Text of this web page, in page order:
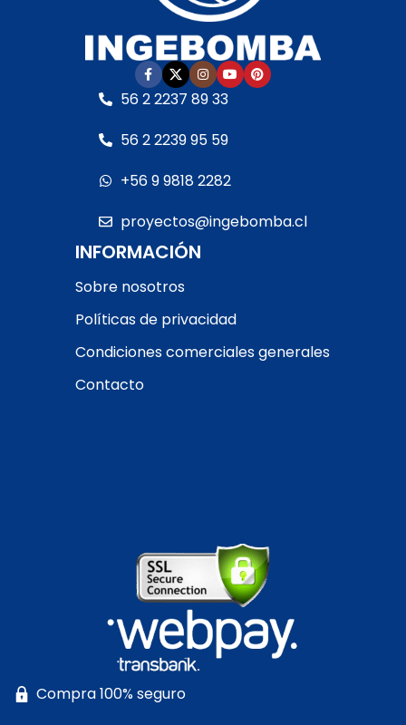
56 2 2237 89 33
56 2 2239 95 59
+56 9 9818 2282
proyectos@ingebomba.cl
INFORMACIÓN
Sobre nosotros
Políticas de privacidad
Condiciones comerciales generales
Contacto
Compra 100% seguro